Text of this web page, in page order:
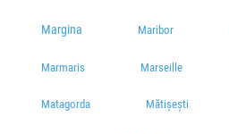
Margina Maribor
Marmaris Marseille
Matagorda Mătișești